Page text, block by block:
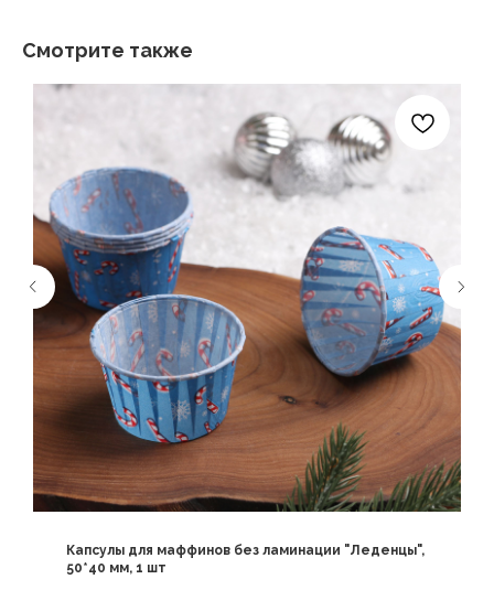
Смотрите также
Капсулы для маффинов без ламинации "Леденцы",
50*40 мм, 1 шт